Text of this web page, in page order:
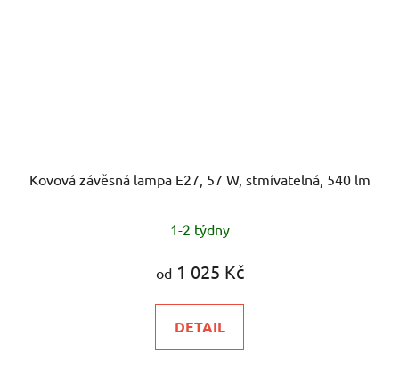
Kovová závěsná lampa E27, 57 W, stmívatelná, 540 lm
1-2 týdny
od1 025 Kč
DETAIL